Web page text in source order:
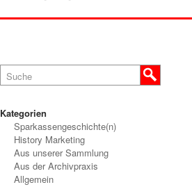
Kategorien
Sparkassengeschichte(n)
History Marketing
Aus unserer Sammlung
Aus der Archivpraxis
Allgemein